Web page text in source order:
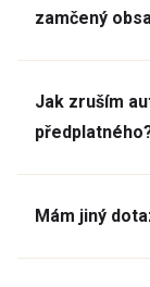
zamčený
Jak zruším
Mám jiný